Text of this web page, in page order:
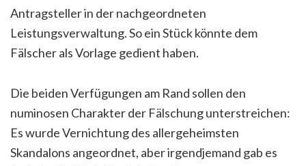
Antragsteller in der nachgeordneten
Leistungsverwaltung. So ein Stück könnte dem
Fälscher als Vorlage gedient haben.
Die beiden Verfügungen am Rand sollen den
numinosen Charakter der Fälschung unterstreichen:
Es wurde Vernichtung des allergeheimsten
Skandalons angeordnet, aber irgendjemand gab es